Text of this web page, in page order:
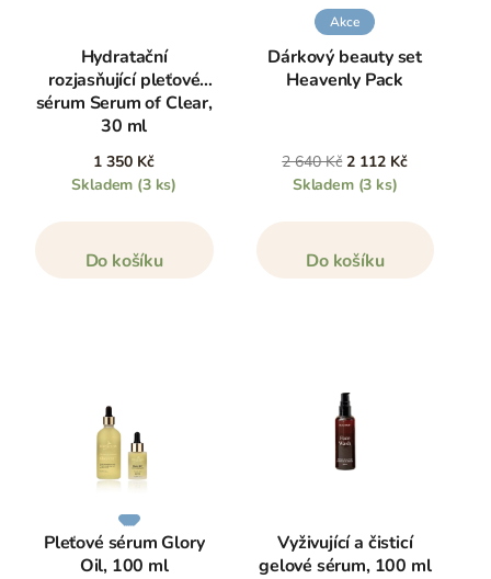
Hydratační
rozjasňující pleťové
sérum Serum of Clear,
30 ml
1 350 Kč
Skladem (3 ks)
Do košíku
Akce
Dárkový beauty set
Heavenly Pack
2 640 Kč 2 112 Kč
Skladem (3 ks)
Do košíku
Pleťové sérum Glory
Oil, 100 ml
Vyživující a čisticí
gelové sérum, 100 ml